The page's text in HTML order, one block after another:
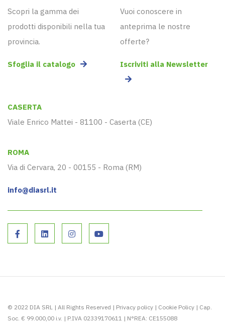
Scopri la gamma dei
prodotti disponibili nella tua
provincia.
Sfoglia il catalogo
Vuoi conoscere in
anteprima le nostre
offerte?
Iscriviti alla Newsletter
CASERTA
Viale Enrico Mattei - 81100 - Caserta (CE)
ROMA
Via di Cervara, 20 - 00155 - Roma (RM)
info@diasrl.it
© 2022 DIA SRL | All Rights Reserved | Privacy policy | Cookie Policy | Cap.
Soc. € 99.000,00 i.v. | P.IVA 02339170611 | N°REA: CE155088